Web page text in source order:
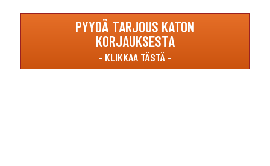
PYYDÄ TARJOUS KATON
KORJAUKSESTA